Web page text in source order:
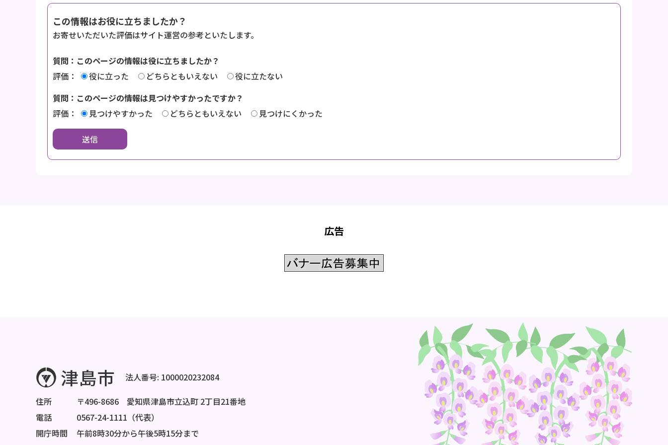
この情報はお役に立ちましたか？
お寄せいただいた評価はサイト運営の参考といたします。
質問：このページの情報は役に立ちましたか？
評価：
役に立った どちらともいえない
役に立たない
質問：このページの情報は見つけやすかったですか？
評価：
見つけやすかった どちらともいえない 見つけにくかった
広告
法人番号: 1000020232084
住所
〒496-8686 愛知県津島市立込町 2丁目21番地
電話
0567-24-1111（代表）
開庁時間
午前8時30分から午後5時15分まで